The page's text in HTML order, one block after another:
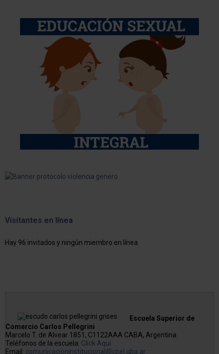
Visitantes en línea
Hay 96 invitados y ningún miembro en línea
Escuela Superior de
Comercio Carlos Pellegrini
Marcelo T. de Alvear 1851, C1122AAA CABA, Argentina
Teléfonos de la escuela: Click Aqui
Email: comunicacioninstitucional@cpel.uba.ar